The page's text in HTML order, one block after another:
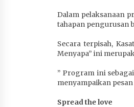
Dalam pelaksanaan
tahapan pengurusan
Secara terpisah,
Menyapa” ini
” Program ini
menyampaikan
Spread the love